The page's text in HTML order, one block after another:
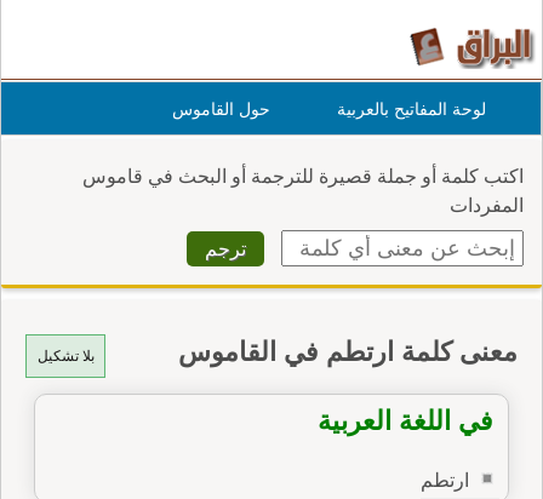
لوحة المفاتيح بالعربية حول القاموس
اكتب كلمة أو جملة قصيرة للترجمة أو البحث في قاموس
المفردات
بلا تشكيل معنى كلمة ارتطم في القاموس
في اللغة العربية
ارتطم